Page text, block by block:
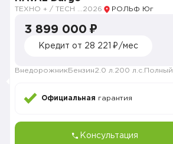
2026 РОЛЬФ Юг
3 899 000 ₽
Кредит от 28 221 ₽/мес
Внедорожник Бензин2.0 л. 200 л.с. Полный
Официальная гарантия
Консультация